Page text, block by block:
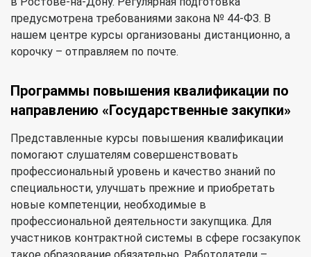
предусмотрена требованиями закона № 44-ФЗ. В
нашем центре курсы организованы дистанционно, а
корочку – отправляем по почте.
Программы повышения квалификации по
направлению «Государственные закупки»
Представленные курсы повышения квалификации
помогают слушателям совершенствовать
профессиональный уровень и качество знаний по
специальности, улучшать прежние и приобретать
новые компетенции, необходимые в
профессиональной деятельности закупщика. Для
участников контрактной системы в сфере госзакупок